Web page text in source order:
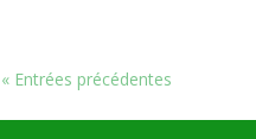
« Entrées précédentes